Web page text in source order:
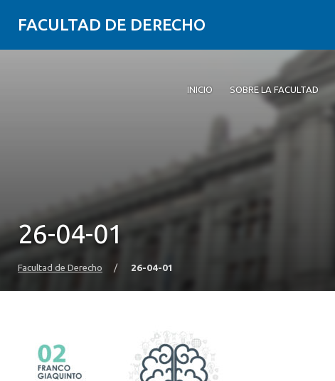
FACULTAD DE DERECHO
INICIO SOBRE LA FACULTAD
26-04-01
Facultad de Derecho / 26-04-01